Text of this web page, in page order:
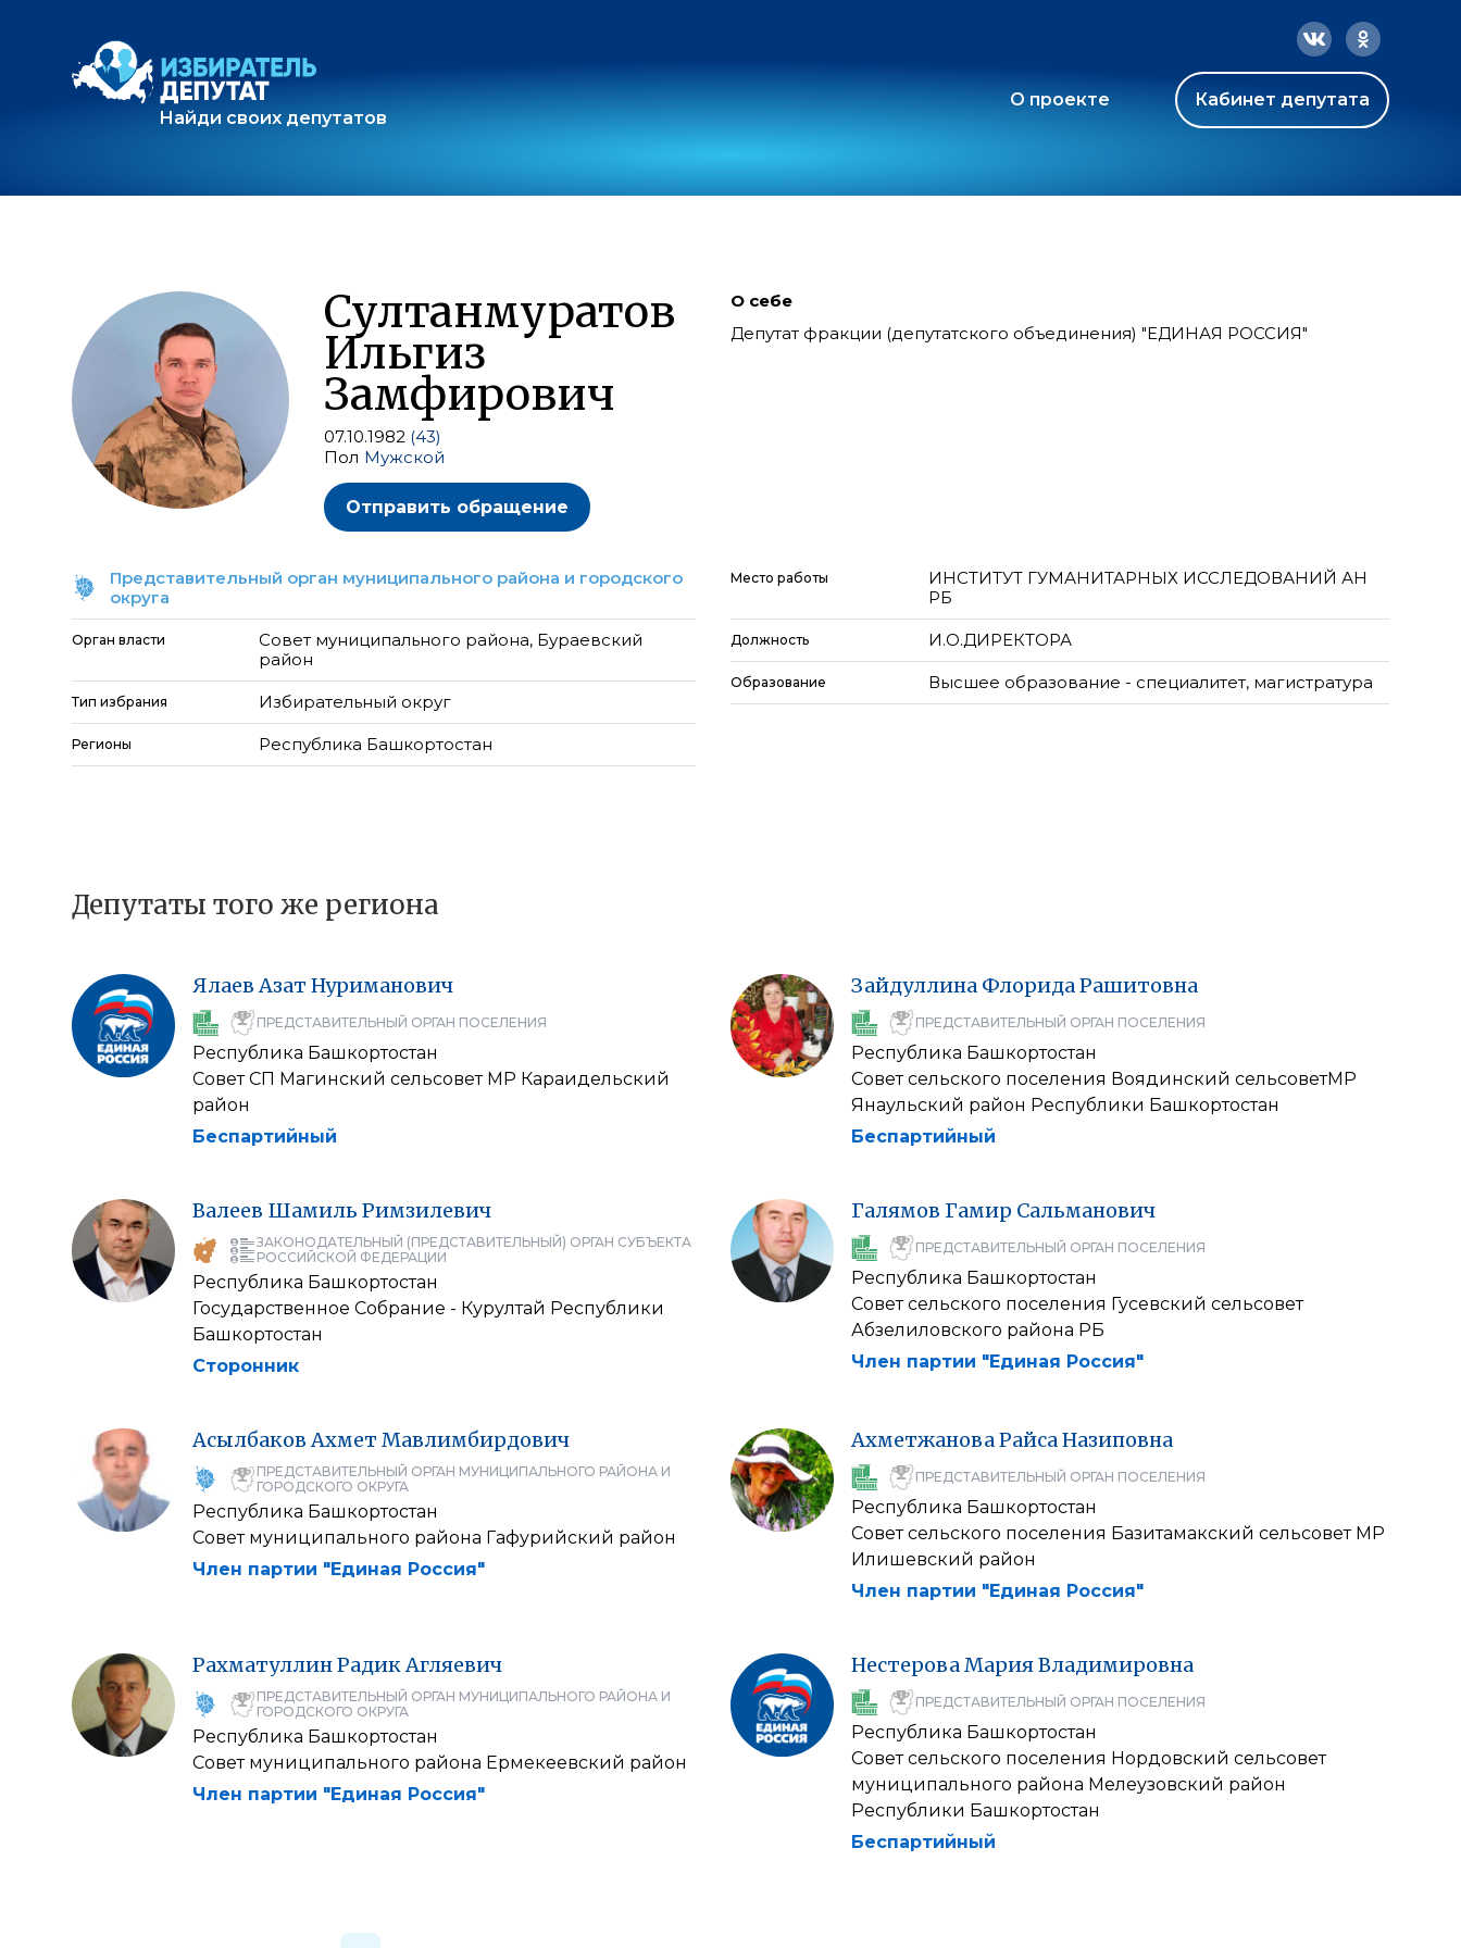
Найди своих депутатов
О проекте Кабинет депутата
Султанмуратов
Ильгиз
Замфирович
07.10.1982 (43)
Пол Мужской
Отправить обращение
О себе
Депутат фракции (депутатского объединения) "ЕДИНАЯ РОССИЯ"
Представительный орган муниципального района и городского
округа
Орган власти
Совет муниципального района, Бураевский
район
Тип избрания Избирательный округ
Регионы Республика Башкортостан
Место работы
ИНСТИТУТ ГУМАНИТАРНЫХ ИССЛЕДОВАНИЙ АН
РБ
Должность И.О.ДИРЕКТОРА
Образование Высшее образование - специалитет, магистратура
Депутаты того же региона
Ялаев Азат Нуриманович
ПРЕДСТАВИТЕЛЬНЫЙ ОРГАН ПОСЕЛЕНИЯ
Республика Башкортостан
Совет СП Магинский сельсовет МР Караидельский
район
Беспартийный
Зайдуллина ФлоридаРашитовна
ПРЕДСТАВИТЕЛЬНЫЙ ОРГАН ПОСЕЛЕНИЯ
Республика Башкортостан
Совет сельского поселения Воядинский сельсоветМР
Янаульский район Республики Башкортостан
Беспартийный
Валеев Шамиль Римзилевич
ЗАКОНОДАТЕЛЬНЫЙ (ПРЕДСТАВИТЕЛЬНЫЙ) ОРГАН СУБЪЕКТА
РОССИЙСКОЙ ФЕДЕРАЦИИ
Республика Башкортостан
Государственное Собрание - Курултай Республики
Башкортостан
Сторонник
Галямов Гамир Сальманович
ПРЕДСТАВИТЕЛЬНЫЙ ОРГАН ПОСЕЛЕНИЯ
Республика Башкортостан
Совет сельского поселения Гусевский сельсовет
Абзелиловского района РБ
Член партии "Единая Россия"
Асылбаков Ахмет Мавлимбирдович
ПРЕДСТАВИТЕЛЬНЫЙ ОРГАН МУНИЦИПАЛЬНОГО РАЙОНА И
ГОРОДСКОГО ОКРУГА
Республика Башкортостан
Совет муниципального района Гафурийский район
Член партии "Единая Россия"
АхметжановаРайсаНазиповна
ПРЕДСТАВИТЕЛЬНЫЙ ОРГАН ПОСЕЛЕНИЯ
Республика Башкортостан
Совет сельского поселения Базитамакский сельсовет МР
Илишевский район
Член партии "Единая Россия"
РахматуллинРадикАгляевич
ПРЕДСТАВИТЕЛЬНЫЙ ОРГАН МУНИЦИПАЛЬНОГО РАЙОНА И
ГОРОДСКОГО ОКРУГА
Республика Башкортостан
Совет муниципального района Ермекеевский район
Член партии "Единая Россия"
НестероваМарияВладимировна
ПРЕДСТАВИТЕЛЬНЫЙ ОРГАН ПОСЕЛЕНИЯ
Республика Башкортостан
Совет сельского поселения Нордовский сельсовет
муниципального района Мелеузовский район
Республики Башкортостан
Беспартийный